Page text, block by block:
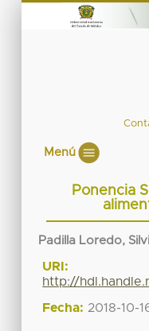
Menú
Ponencia
Padilla Loredo,
URI:
http://
Fecha: 2018-10-